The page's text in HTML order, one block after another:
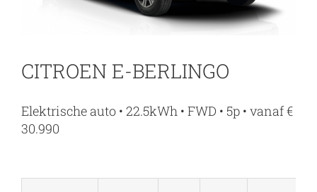
CITROEN E-BERLINGO
Elektrische auto • 22.5kWh • FWD • 5p • vanaf €
30.990